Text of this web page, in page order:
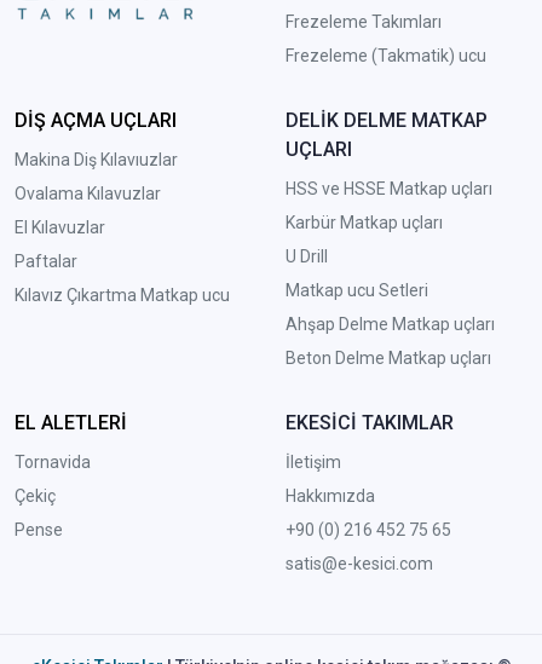
Frezeleme Takımları
Frezeleme (Takmatik) ucu
DİŞ AÇMA UÇLARI
Makina Diş Kılavıuzlar
Ovalama Kılavuzlar
El Kılavuzlar
Paftalar
Kılavız Çıkartma Matkap ucu
DELİK DELME MATKAP
UÇLARI
HSS ve HSSE Matkap uçları
Karbür Matkap uçları
U Drill
Matkap ucu Setleri
Ahşap Delme Matkap uçları
Beton Delme Matkap uçları
EL ALETLERİ
Tornavida
Çekiç
Pense
EKESİCİ TAKIMLAR
İletişim
Hakkımızda
+90 (0) 216 452 75 65
satis@e-kesici.com